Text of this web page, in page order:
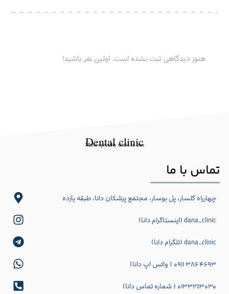
هنوز دیدگاهی ثبت نشده است. اولین نفر باشید!
Dental clinic
Multi-specialty clinic in Iran
تماس با ما
چهارراه گلسار، پل بوسار، مجتمع پزشکان دانا، طبقه یازده
dana_clinic (اینستاگرام دانا)
dana_clinic (تلگرام دانا)
۴۶۹۳ ۳۸۶ ۰۹۱۱ ( واتس اپ دانا)
۰۱۳۳۲۱۱۳۰۳۰ ( شماره تماس دانا)